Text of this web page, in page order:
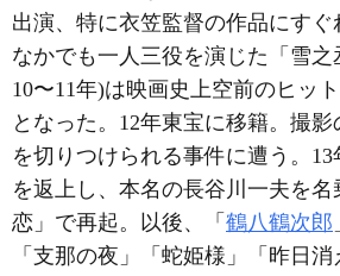
出演、特に衣笠監督の作品にすぐ
なかでも一人三役を演じた「雪之
10〜11年)は映画史上空前のヒット
となった。12年東宝に移籍。撮
を切りつけられる事件に遭う。13
を返上し、本名の長谷川一夫を
恋」で再起。以後、「 鶴八鶴次郎
「支那の夜」「蛇姫様」「昨日